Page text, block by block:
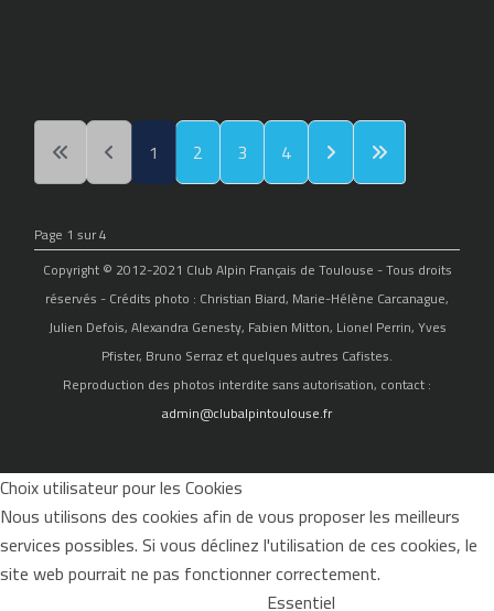
1 2 3 4
Page 1 sur 4
Copyright © 2012-2021 Club Alpin Français de Toulouse - Tous droits
réservés - Crédits photo : Christian Biard, Marie-Hélène Carcanague,
Julien Defois, Alexandra Genesty, Fabien Mitton, Lionel Perrin, Yves
Pfister, Bruno Serraz et quelques autres Cafistes.
Reproduction des photos interdite sans autorisation, contact :
admin@clubalpintoulouse.fr
Choix utilisateur pour les Cookies
Nous utilisons des cookies afin de vous proposer les meilleurs
services possibles. Si vous déclinez l'utilisation de ces cookies, le
site web pourrait ne pas fonctionner correctement.
Essentiel